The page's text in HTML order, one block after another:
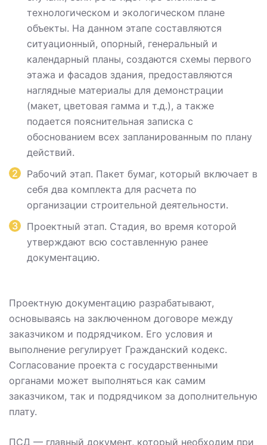
технологическом и экологическом плане
объекты. На данном этапе составляются
ситуационный, опорный, генеральный и
календарный планы, создаются схемы первого
этажа и фасадов здания, предоставляются
наглядные материалы для демонстрации
(макет, цветовая гамма и т.д.), а также
подается пояснительная записка с
обоснованием всех запланированным по плану
действий.
Рабочий этап. Пакет бумаг, который включает в
себя два комплекта для расчета по
организации строительной деятельности.
Проектный этап. Стадия, во время которой
утверждают всю составленную ранее
документацию.
Проектную документацию разрабатывают,
основываясь на заключенном договоре между
заказчиком и подрядчиком. Его условия и
выполнение регулирует Гражданский кодекс.
Согласование проекта с государственными
органами может выполняться как самим
заказчиком, так и подрядчиком за дополнительную
плату.
ПСД — главный документ, который необходим при